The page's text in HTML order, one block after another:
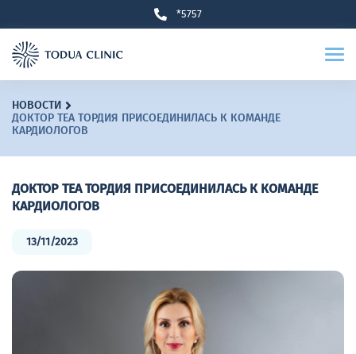
*5757
НОВОСТИ
ДОКТОР ТЕА ТОРДИЯ ПРИСОЕДИНИЛАСЬ К КОМАНДЕ
КАРДИОЛОГОВ
ДОКТОР ТЕА ТОРДИЯ ПРИСОЕДИНИЛАСЬ К КОМАНДЕ
КАРДИОЛОГОВ
13/11/2023